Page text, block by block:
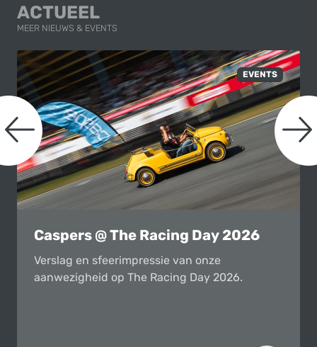
ACTUEEL
MEER NIEUWS & EVENTS
EVENTS
Caspers @ The Racing Day 2026
Verslag en sfeerimpressie van onze
aanwezigheid op The Racing Day 2026.
naar links scrollen